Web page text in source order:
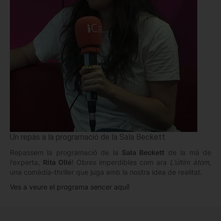
Un repàs a la programació de la Sala Beckett
Repassem la programació de la Sala Beckett de la mà de
l'experta, Rita Ollé ! Obres imperdibles com ara L'últim àtom
una comèdia-thriller que juga amb la nostra idea de realitat.
Ves a veure el programa sencer aquí!